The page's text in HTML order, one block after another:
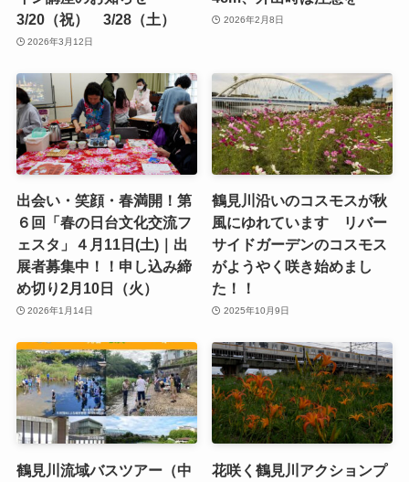
3/20（祝） 3/28（土）
2026年3月12日
2026年2月8日
出会い・笑顔・春満開！第
６回「春の日台文化交流フ
ェスタ」４月11日(土)｜出
展者募集中！！申し込み締
め切り2月10日（火）
2026年1月14日
鶴見川沿いのコスモスが秋
風にゆれています リバー
サイドガーデンのコスモス
がようやく咲き始めまし
た！！
2025年10月9日
鶴見川流域バスツアー（中
花咲く鶴見川アクションプ